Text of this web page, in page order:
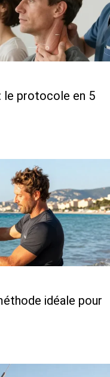
le protocole en 5
idéale pour